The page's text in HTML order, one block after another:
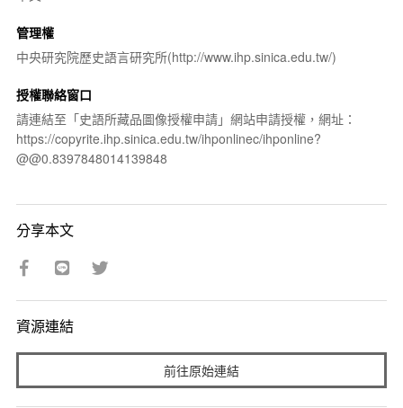
管理權
中央研究院歷史語言研究所(http://www.ihp.sinica.edu.tw/)
授權聯絡窗口
請連結至「史語所藏品圖像授權申請」網站申請授權，網址：
https://copyrite.ihp.sinica.edu.tw/ihponlinec/ihponline?
@@0.8397848014139848
分享本文
資源連結
前往原始連結